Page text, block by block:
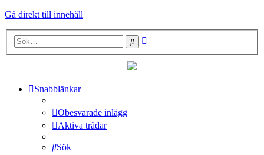
Gå direkt till innehåll
Sök
Snabblänkar
Obesvarade inlägg
Aktiva trådar
Sök